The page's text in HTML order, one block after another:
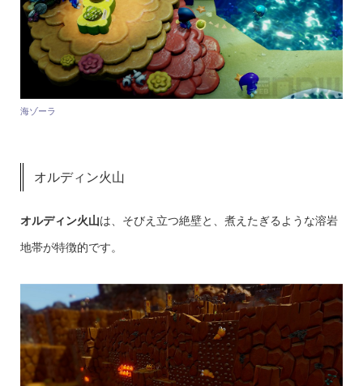
海ゾーラ
オルディン火山
オルディン火山は、そびえ立つ絶壁と、煮えたぎるような溶岩
地帯が特徴的です。